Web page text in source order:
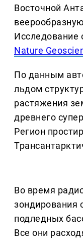
Восточной
Исследование
Nature
По данным
льдом
растяжения
древнего
Регион
Во время
зондирования
подледных
Все они